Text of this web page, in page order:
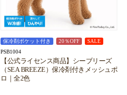
保冷剤ポケット付き 20％OFF SALE
PSB1004
【公式ライセンス商品】シーブリーズ
（SEA BREEZE）保冷剤付きメッシュポ
ロ｜全2色